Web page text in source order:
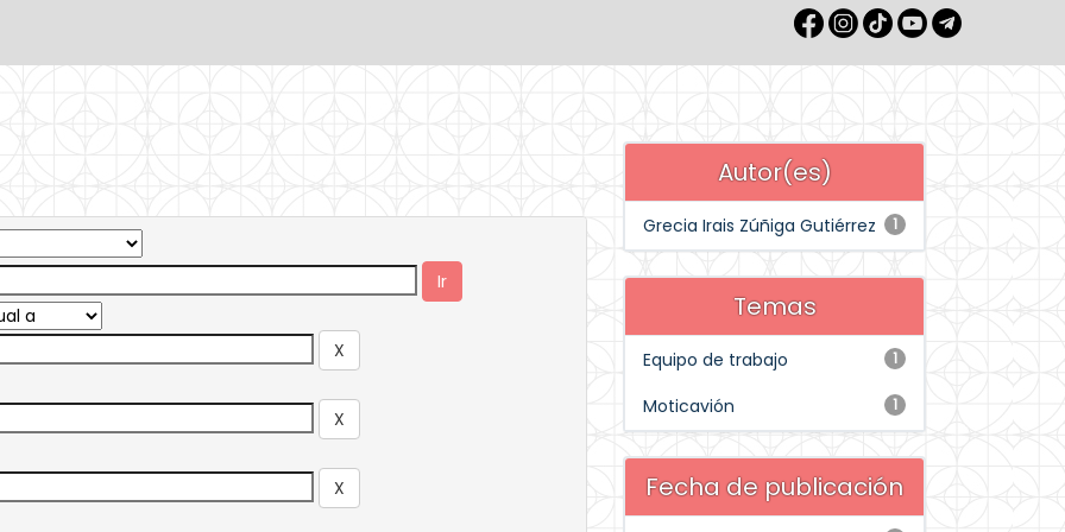
Autor(es)
1
Grecia Irais Zúñiga Gutiérrez
Temas
1
Equipo de trabajo
1
Moticavión
Fecha de publicación